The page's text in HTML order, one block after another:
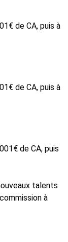
de CA, puis à
de CA, puis à
de CA, puis
talents
à